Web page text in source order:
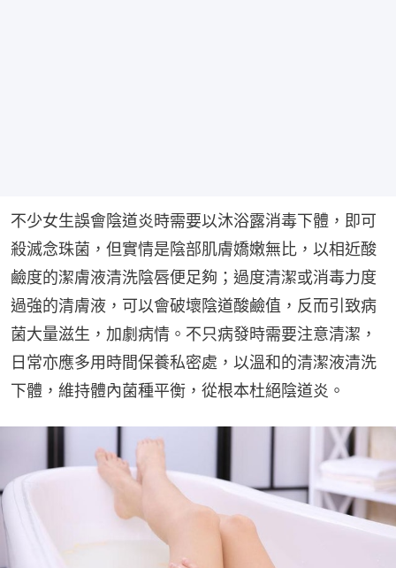
不少女生誤會陰道炎時需要以沐浴露消毒下體，即可
殺滅念珠菌，但實情是陰部肌膚嬌嫩無比，以相近酸
鹼度的潔膚液清洗陰唇便足夠；過度清潔或消毒力度
過強的清膚液，可以會破壞陰道酸鹼值，反而引致病
菌大量滋生，加劇病情。不只病發時需要注意清潔，
日常亦應多用時間保養私密處，以溫和的清潔液清洗
下體，維持體內菌種平衡，從根本杜絕陰道炎。